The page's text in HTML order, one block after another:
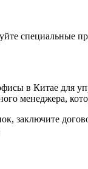
специальные
в Китае для
менеджера,
заключите